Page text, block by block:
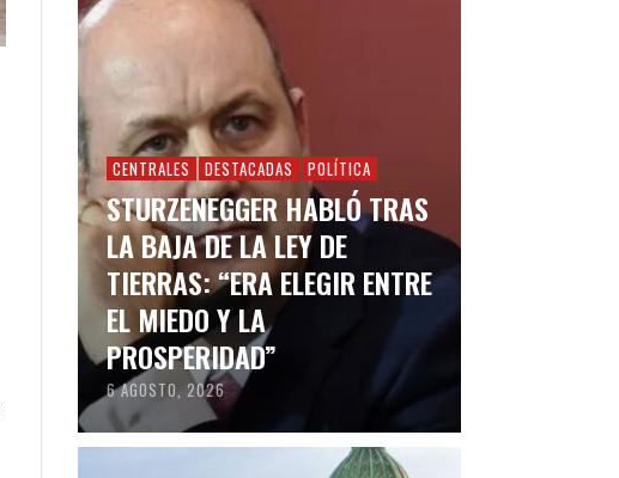
CENTRALES DESTACADAS POLÍTICA
STURZENEGGER HABLÓ TRAS
LA BAJA DE LA LEY DE
TIERRAS: “ERA ELEGIR ENTRE
EL MIEDO Y LA
PROSPERIDAD”
6 AGOSTO, 2026